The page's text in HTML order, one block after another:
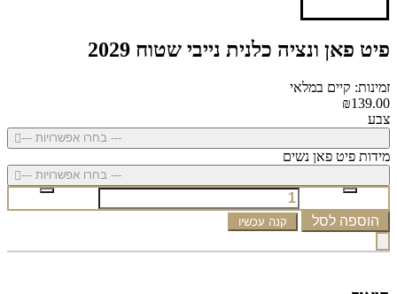
פיט פאן ונציה כלנית נייבי שטוח 2029
זמינות: קיים במלאי
₪139.00
צבע
--- בחרו אפשרויות ---
מידות פיט פאן נשים
--- בחרו אפשרויות ---
הוספה לסל קנה עכשיו